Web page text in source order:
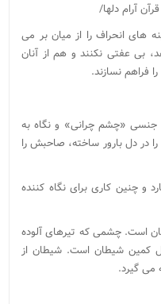
آرام دلها/
های انحراف را از میان بر می
بی عفتی نکنند و هم از آنان
فراهم نسازند.
جنسی «چشم چرانی» و نگاه به
در دل بارور ساخته، صاحبش را
چنین کاری برای نگاه کننده
است. چشمی که تیرهای آلوده
کمین شیطان است. شیطان از
می گیرد.